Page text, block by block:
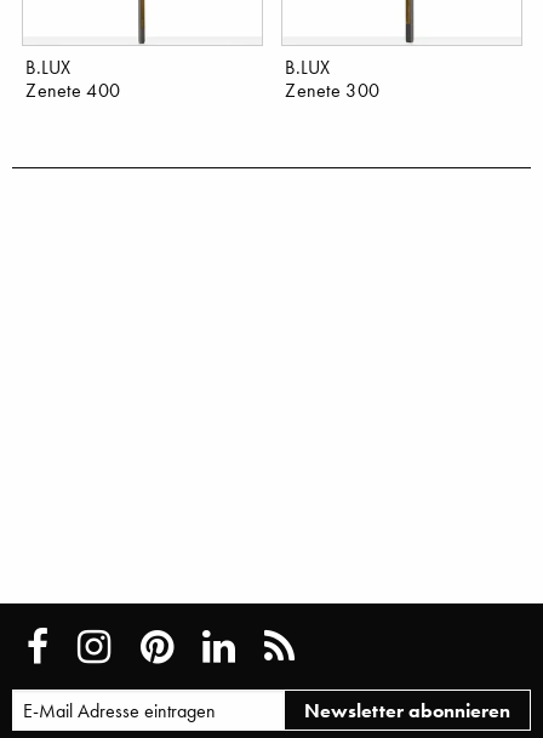
B.LUX
Zenete 400
B.LUX
Zenete 300